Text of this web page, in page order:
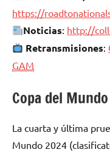
https://
Noticias: http://
Retransmisiones:
GAM
Copa del
La cuarta y última
Mundo 2024